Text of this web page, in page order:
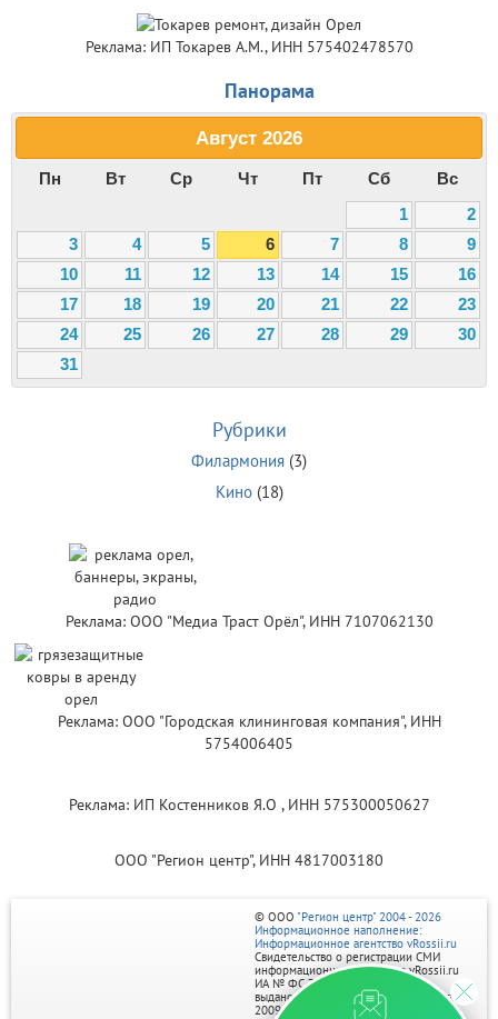
Реклама: ИП Токарев А.М., ИНН 575402478570
Панорама
Август 2026
Пн Вт Ср Чт Пт Сб
Вс
1
2
3
4 5 6 7 8
9
10
11 12 13 14 15
16
17
18 19 20 21 22
23
24
25 26 27 28 29
30
31
Рубрики
Филармония (3)
Кино(18)
Реклама: ООО "Медиа Траст Орёл", ИНН 7107062130
Реклама: ООО "Городская клининговая компания", ИНН
5754006405
Реклама: ИП Костенников Я.О , ИНН 575300050627
ООО "Регион центр", ИНН 4817003180
© ООО "Регион центр" 2004 - 2026
Информационное наполнение:
Информационное агентство vRossii.ru
Свидетельство о регистрации СМИ
информационного агентства vRossii.ru
ИА № ФС 77‑35502
выдано РОСКОМНАДЗОРом 04 марта
2009г.